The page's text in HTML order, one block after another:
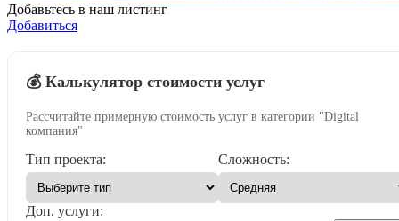
Добавьтесь в наш листинг
Добавиться
💰 Калькулятор стоимости услуг
Рассчитайте примерную стоимость услуг в категории "Digital
компания"
Тип проекта: Сложность:
Доп. услуги: